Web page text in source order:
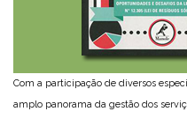
Com a participação de diversos
amplo panorama da gestão dos